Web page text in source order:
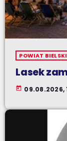
POWIAT BIELSKI
Lasek
today 09.08.2026,